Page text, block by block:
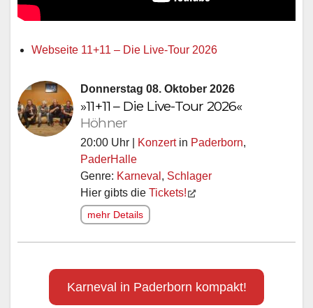
Webseite 11+11 – Die Live-Tour 2026
Donnerstag 08. Oktober 2026
»11+11 – Die Live-Tour 2026«
Höhner
20:00 Uhr | Konzertin Paderborn,
PaderHalle
Genre: Karneval , Schlager
Hier gibts die Tickets!
mehr Details
Karneval in Paderborn kompakt!